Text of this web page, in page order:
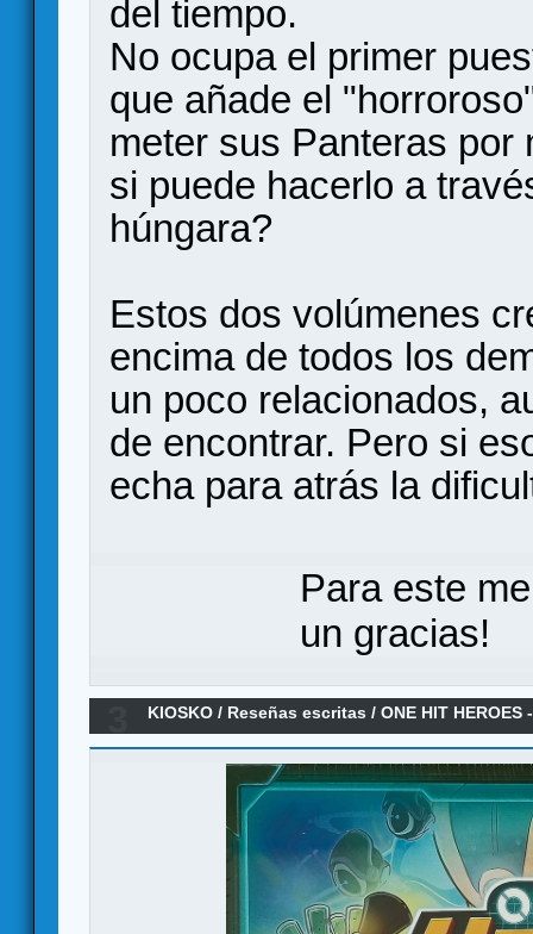
del tiempo.
No ocupa el primer
que añade el
meter sus Panteras por
si puede hacerlo a
húngara?
Estos dos volúmenes
encima de todos los
un poco relacionados,
de encontrar. Pero si
echa para atrás la
Para este
un gracias!
KIOSKO / Reseñas escritas /ONE HIT